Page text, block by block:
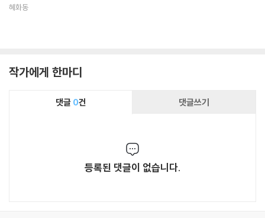
혜화동
작가에게 한마디
댓글 0건 댓글쓰기
등록된 댓글이 없습니다.